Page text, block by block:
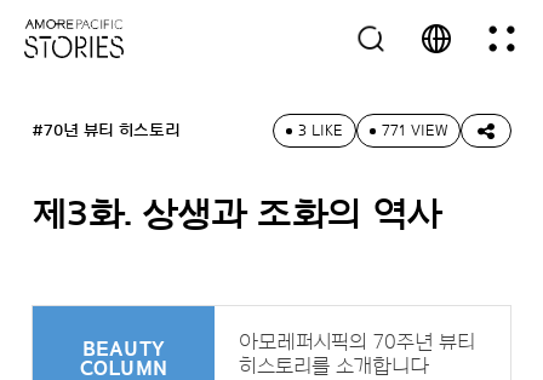
#70년 뷰티 히스토리 3 LIKE 771 VIEW
제3화. 상생과 조화의 역사
BEAUTY
COLUMN
아모레퍼시픽의 70주년 뷰티
히스토리를 소개합니다